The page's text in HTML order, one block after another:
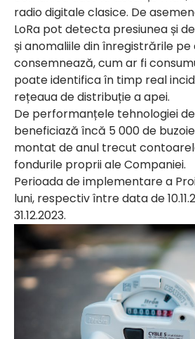
radio digitale clasice. De
LoRa pot detecta presiunea și
și anomaliile din înregistrările pe
consemnează, cum ar fi
poate identifica în timp real
rețeaua de distribuție a apei.
De performanțele tehnologiei
beneficiază încă 5 000 de
montat de anul trecut
fondurile proprii ale Companiei.
Perioada de implementare a
luni, respectiv între data de
31.12.2023.